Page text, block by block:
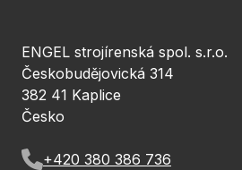
Volná pracovní místa
ENGEL strojírenská spol. s.r.o.
Českobudějovická 314
382 41 Kaplice
Česko
+420 380 386 736